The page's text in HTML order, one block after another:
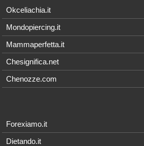
Okceliachia.it
Mondopiercing.it
Mammaperfetta.it
Chesignifica.net
Chenozze.com
Forexiamo.it
Dietando.it